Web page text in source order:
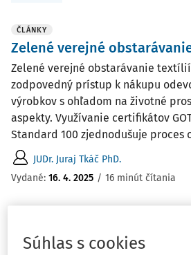
ČLÁNKY
Zelené verejné
Zelené verejné obstarávanie
zodpovedný prístup k nákupu
výrobkov s ohľadom na životné
aspekty. Využívanie certifikátov
Standard 100 zjednodušuje proces
JUDr. Juraj Tkáč PhD.
Vydané: 16. 4. 2025 / 16 minút čítania
Ako správne nakladať s
Súhlas s cookies